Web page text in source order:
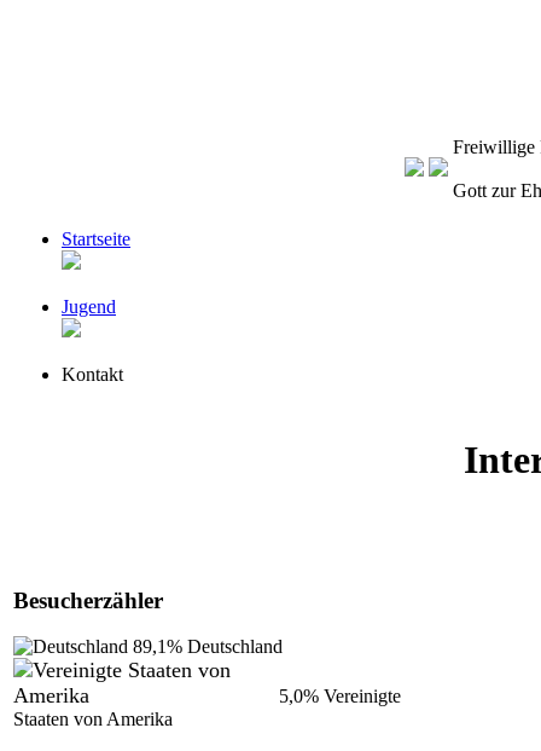
Freiwillige
Gott zur
Startseite
Jugend
Kontakt
Besucherzähler
89,1% Deutschland
5,0% Vereinigte
Staaten von Amerika